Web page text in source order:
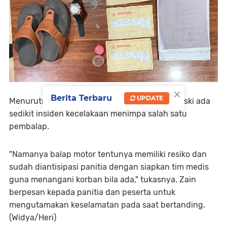
Menurutnya, Race berjalan dengan aman, meski ada
sedikit insiden kecelakaan menimpa salah satu
pembalap.
"Namanya balap motor tentunya memiliki resiko dan
sudah diantisipasi panitia dengan siapkan tim medis
guna menangani korban bila ada," tukasnya. Zain
berpesan kepada panitia dan peserta untuk
mengutamakan keselamatan pada saat bertanding.
(Widya/Heri)
×
Berita Terbaru UPDATE